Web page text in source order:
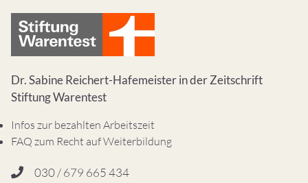
Dr. Sabine Reichert-Hafemeister in der Zeitschrift
Stiftung Warentest
Infos zur bezahlten Arbeitszeit
FAQ zum Recht auf Weiterbildung
030 / 679 665 434